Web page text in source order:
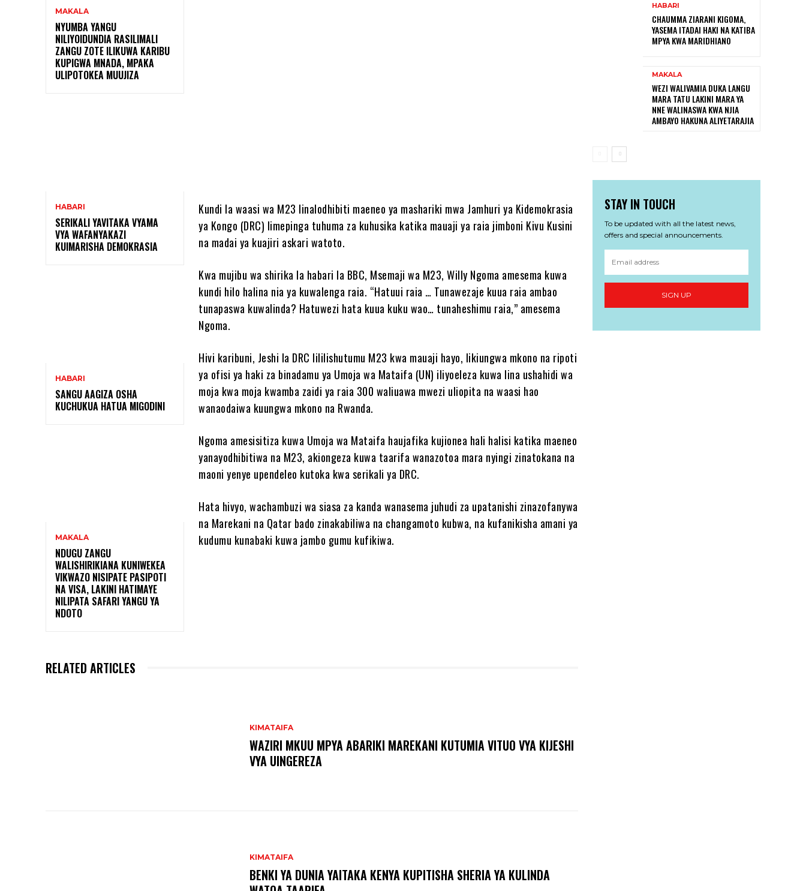
MAKALA
NYUMBA YANGU
NILIYOIDUNDIA RASILIMALI
ZANGU ZOTE ILIKUWA KARIBU
KUPIGWA MNADA, MPAKA
ULIPOTOKEA MUUJIZA
HABARI
SERIKALI YAVITAKA VYAMA
VYA WAFANYAKAZI
KUIMARISHA DEMOKRASIA
HABARI
SANGU AAGIZA OSHA
KUCHUKUA HATUA MIGODINI ‎
MAKALA
NDUGU ZANGU
WALISHIRIKIANA KUNIWEKEA
VIKWAZO NISIPATE PASIPOTI
NA VISA, LAKINI HATIMAYE
NILIPATA SAFARI YANGU YA
NDOTO
Kundi la waasi wa M23 linalodhibiti maeneo ya mashariki mwa Jamhuri ya Kidemokrasia
ya Kongo (DRC) limepinga tuhuma za kuhusika katika mauaji ya raia jimboni Kivu Kusini
na madai ya kuajiri askari watoto.
Kwa mujibu wa shirika la habari la BBC, Msemaji wa M23, Willy Ngoma amesema kuwa
kundi hilo halina nia ya kuwalenga raia. “Hatuui raia … Tunawezaje kuua raia ambao
tunapaswa kuwalinda? Hatuwezi hata kuua kuku wao… tunaheshimu raia,” amesema
Ngoma.
Hivi karibuni, Jeshi la DRC lililishutumu M23 kwa mauaji hayo, likiungwa mkono na ripoti
ya ofisi ya haki za binadamu ya Umoja wa Mataifa (UN) iliyoeleza kuwa lina ushahidi wa
moja kwa moja kwamba zaidi ya raia 300 waliuawa mwezi uliopita na waasi hao
wanaodaiwa kuungwa mkono na Rwanda.
Ngoma amesisitiza kuwa Umoja wa Mataifa haujafika kujionea hali halisi katika maeneo
yanayodhibitiwa na M23, akiongeza kuwa taarifa wanazotoa mara nyingi zinatokana na
maoni yenye upendeleo kutoka kwa serikali ya DRC.
Hata hivyo, wachambuzi wa siasa za kanda wanasema juhudi za upatanishi zinazofanywa
na Marekani na Qatar bado zinakabiliwa na changamoto kubwa, na kufanikisha amani ya
kudumu kunabaki kuwa jambo gumu kufikiwa.
RELATED ARTICLES
KIMATAIFA
WAZIRI MKUU MPYA ABARIKI MAREKANI KUTUMIA VITUO VYA KIJESHI
VYA UINGEREZA
KIMATAIFA
BENKI YA DUNIA YAITAKA KENYA KUPITISHA SHERIA YA KULINDA
HABARI
CHAUMMA ZIARANI KIGOMA,
YASEMA ITADAI HAKI NA KATIBA
MPYA KWA MARIDHIANO
MAKALA
WEZI WALIVAMIA DUKA LANGU
MARA TATU LAKINI MARA YA
NNE WALINASWA KWA NJIA
AMBAYO HAKUNA ALIYETARAJIA
STAY IN TOUCH
To be updated with all the latest news,
offers and special announcements.
SIGN UP